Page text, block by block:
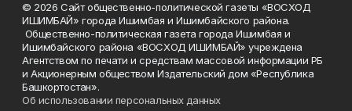
© 2026 Сайт общественно-политической газеты «ВОСХОД
ИШИМБАЙ» города Ишимбая и Ишимбайского района.
Общественно-политическая газета города Ишимбая и
Ишимбайского района «ВОСХОД ИШИМБАЙ» учреждена
Агентством по печати и средствам массовой информации РБ
и Акционерным обществом Издательский дом «Республика
Башкортостан».
Об использовании персональных данных